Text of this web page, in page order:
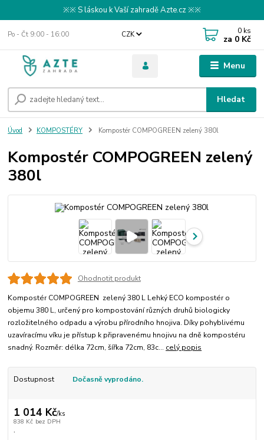
※※ S láskou k Vaší zahradě Azte.cz ※※
Menu
CZK
Hledat
Po - Čt 9:00 - 16:00 0 ks
za 0 Kč
Úvod KOMPOSTÉRY Kompostér COMPOGREEN zelený 380l
Kompostér COMPOGREEN zelený
380l
Ohodnotit produkt
Kompostér COMPOGREEN zelený 380 L Lehký ECO kompostér o
objemu 380 L, určený pro kompostování různých druhů biologicky
rozložitelného odpadu a výrobu přírodního hnojiva. Díky pohyblivému
uzavíracímu víku je přístup k připravenému hnojivu na dně kompostéru
snadný. Rozměr: délka 72cm, šířka 72cm, 83c... celý popis
Dostupnost Dočasně vyprodáno.
1 014 Kč/ks
838 Kč bez DPH
.